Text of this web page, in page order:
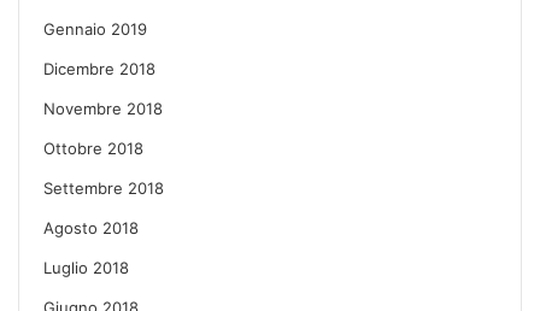
Gennaio 2019
Dicembre 2018
Novembre 2018
Ottobre 2018
Settembre 2018
Agosto 2018
Luglio 2018